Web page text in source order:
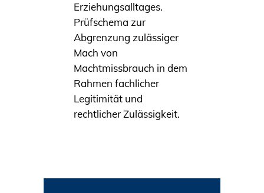
Erziehungsalltages.
Prüfschema zur
Abgrenzung zulässiger
Mach von
Machtmissbrauch in dem
Rahmen fachlicher
Legitimität und
rechtlicher Zulässigkeit.